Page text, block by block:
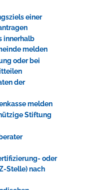
einer
innerhalb
melden
oder bei
der
melden
Stiftung
oder
Stelle) nach